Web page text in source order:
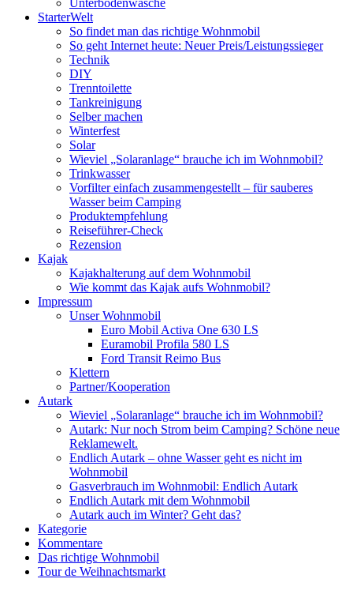
StarterWelt
So findet man das richtige Wohnmobil
So geht Internet heute: Neuer Preis/Leistungssieger
Technik
DIY
Trenntoilette
Tankreinigung
Selber machen
Winterfest
Solar
Wieviel „Solaranlage“ brauche ich im Wohnmobil?
Trinkwasser
Vorfilter einfach zusammengestellt – für sauberes
Wasser beim Camping
Produktempfehlung
Reiseführer-Check
Rezension
Kajak
Kajakhalterung auf dem Wohnmobil
Wie kommt das Kajak aufs Wohnmobil?
Impressum
Unser Wohnmobil
Euro Mobil Activa One 630 LS
Euramobil Profila 580 LS
Ford Transit Reimo Bus
Klettern
Partner/Kooperation
Autark
Wieviel „Solaranlage“ brauche ich im Wohnmobil?
Autark: Nur noch Strom beim Camping? Schöne neue
Reklamewelt.
Endlich Autark – ohne Wasser geht es nicht im
Wohnmobil
Gasverbrauch im Wohnmobil: Endlich Autark
Endlich Autark mit dem Wohnmobil
Autark auch im Winter? Geht das?
Kategorie
Kommentare
Das richtige Wohnmobil
Tour de Weihnachtsmarkt